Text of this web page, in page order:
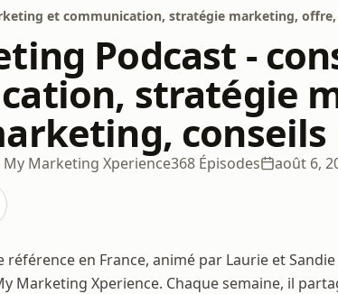
et communication, stratégie marketing,
Podcast -
stratégie
conseils
My Marketing Xperience368 Épisodes août 6,
en France, animé par Laurie et Sandie
Marketing Xperience. Chaque semaine, il